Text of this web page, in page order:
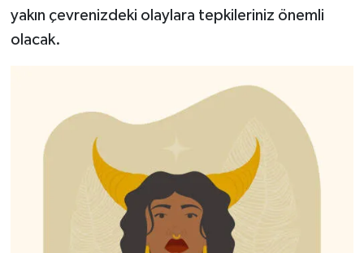
yakın çevrenizdeki olaylara tepkileriniz önemli
olacak.